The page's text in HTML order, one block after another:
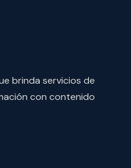
brinda servicios de
con contenido